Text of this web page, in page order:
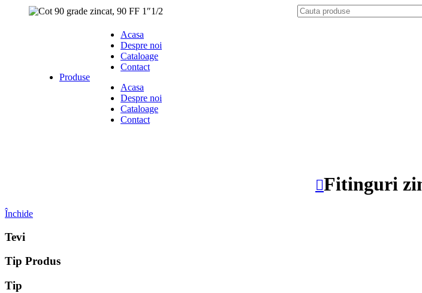
Produse
Acasa
Despre noi
Cataloage
Contact
Acasa
Despre noi
Cataloage
Contact
Fitinguri
Închide
Tevi
Tip Produs
Tip